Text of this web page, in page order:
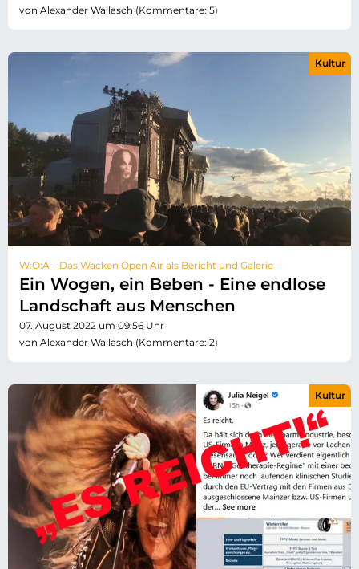
von Alexander Wallasch (Kommentare: 5)
W:O:A – Das Wacken Open Air als Bericht und Galerie
Ein Wogen, ein Beben - Eine endlose
Landschaft aus Menschen
07. August 2022 um 09:56 Uhr
von Alexander Wallasch (Kommentare: 2)
Kultur
Kultur